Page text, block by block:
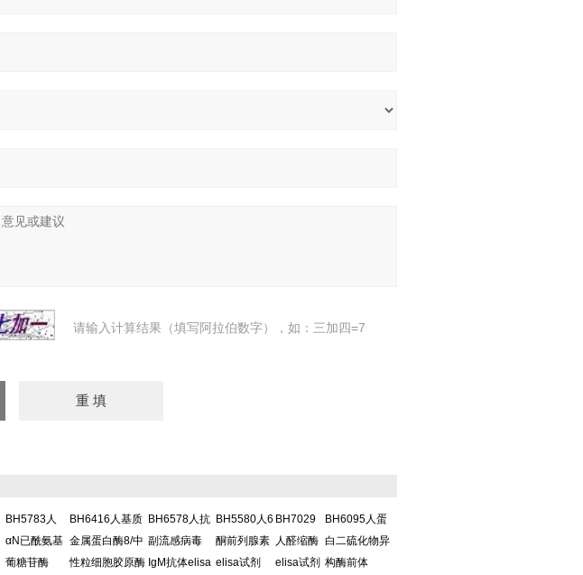
请输入计算结果（填写阿拉伯数字），如：三加四=7
BH5783人
αN已酰氨基
葡糖苷酶
BH6416人基质
金属蛋白酶8/中
性粒细胞胶原酶
BH6578人抗
副流感病毒
IgM抗体elisa
BH5580人6
酮前列腺素
elisa试剂
BH7029
人醛缩酶
elisa试剂
BH6095人蛋
白二硫化物异
构酶前体